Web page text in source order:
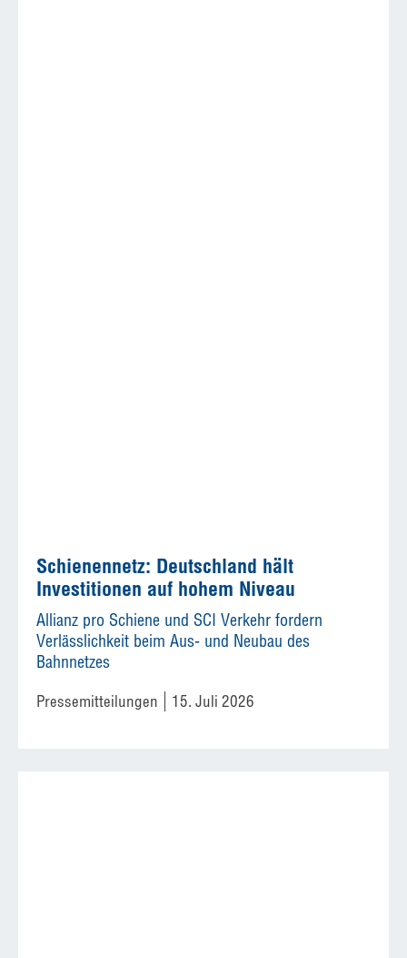
Schienennetz: Deutschland hält
Investitionen auf hohem Niveau
Allianz pro Schiene und SCI Verkehr fordern
Verlässlichkeit beim Aus- und Neubau des
Bahnnetzes
Pressemitteilungen 15. Juli 2026